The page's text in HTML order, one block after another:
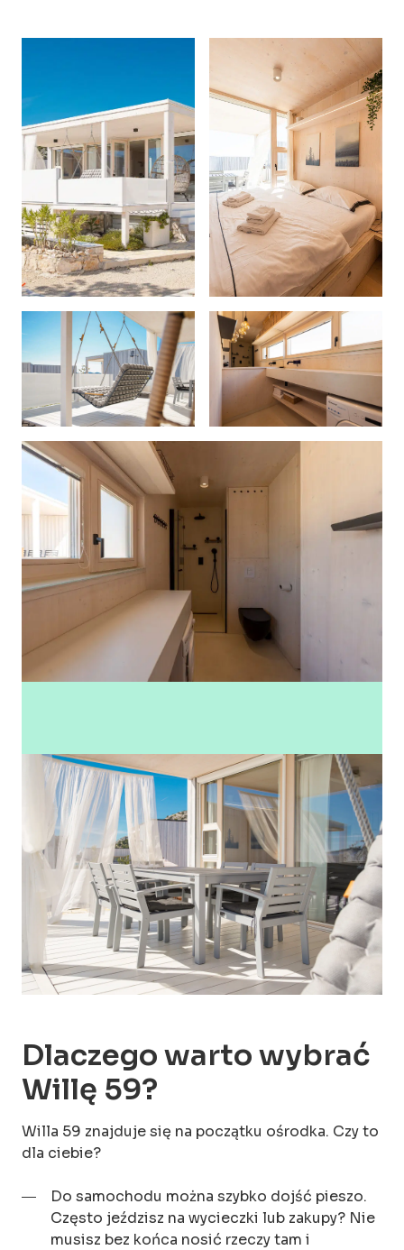
Zobacz więcej zdjęć (31)
Dlaczego warto wybrać
Willę 59?
Willa 59 znajduje się na początku ośrodka. Czy to
dla ciebie?
Do samochodu można szybko dojść pieszo.
Często jeździsz na wycieczki lub zakupy? Nie
musisz bez końca nosić rzeczy tam i